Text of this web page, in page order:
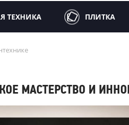
ТЕХНИКА ПЛИТКА
МАСТЕРСТВО И